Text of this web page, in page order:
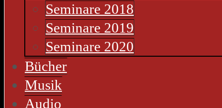
Seminare 2018
Seminare 2019
Seminare 2020
Bücher
Musik
Audio